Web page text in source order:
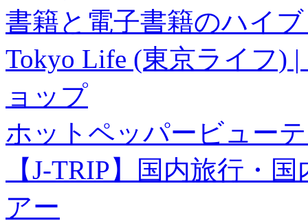
書籍と電子書籍のハイ
Tokyo Life (東京ライフ)
ョップ
ホットペッパービュー
【J-TRIP】国内旅行・
アー